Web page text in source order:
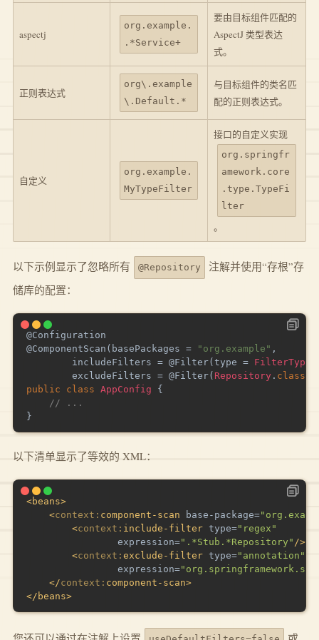
aspectj
org.example.
.*Service+
要由目标组件匹配的
AspectJ 类型表达
式。
正则表达式
org\.example
\.Default.*
与目标组件的类名匹
配的正则表达式。
自定义
org.example.
MyTypeFilter
接口的自定义实现
org.springfr
amework.core
.type.TypeFi
lter
。
以下示例显示了忽略所有 @Repository
注解并使用“存根”存
储库的配置：
@Configuration
@ComponentScan ( basePackages = "org.example" ,
        includeFilters
= @Filter( type = FilterType
        excludeFilters
= @Filter( Repository . class
public
class AppConfig
{
// ...
}
以下清单显示了等效的 XML：
<beans>
<context: component-scan base-package="
<context: include-filter type=" regex "
expression=" .*Stub.*Repository " />
<context: exclude-filter type=" annotation "
expression="
</context: component-scan>
</ beans>